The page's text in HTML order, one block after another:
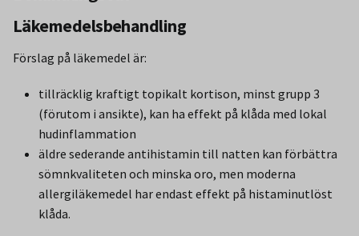
Läkemedelsbehandling
Förslag på läkemedel är:
tillräcklig kraftigt topikalt kortison, minst grupp 3
(förutom i ansikte), kan ha effekt på klåda med lokal
hudinflammation
äldre sederande antihistamin till natten kan förbättra
sömnkvaliteten och minska oro, men moderna
allergiläkemedel har endast effekt på histaminutlöst
klåda.